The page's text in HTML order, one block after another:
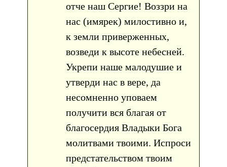
отче наш Сергие! Воззри на
нас (имярек) милостивно и,
к земли приверженных,
возведи к высоте небесней.
Укрепи наше малодушие и
утверди нас в вере, да
несомненно уповаем
получити вся благая от
благосердия Владыки Бога
молитвами твоими. Испроси
предстательством твоим